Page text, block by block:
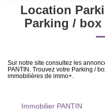
Sélectionnez...
Type de bien
Créer une alerte
Location
Parking / box
Sur notre site consultez les
PANTIN. Trouvez votre Parking /
immobilières de immo+.
Immobilier PANTIN